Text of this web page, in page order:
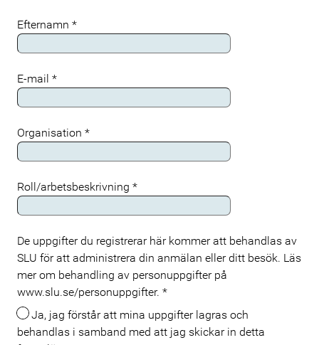
Efternamn *
E-mail *
Organisation *
Roll/arbetsbeskrivning *
Meta
De uppgifter du registrerar här kommer att behandlas av
SLU för att administrera din anmälan eller ditt besök. Läs
mer om behandling av personuppgifter på
www.slu.se/personuppgifter. *
Ja, jag förstår att mina uppgifter lagras och
behandlas i samband med att jag skickar in detta